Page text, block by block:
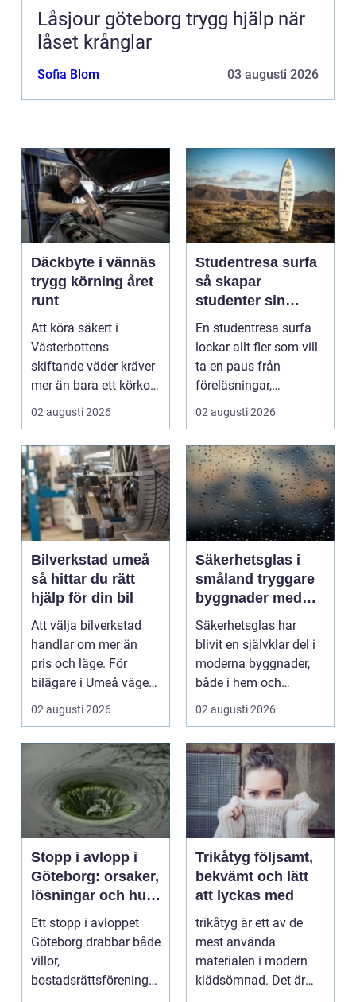
Låsjour göteborg trygg hjälp när
låset krånglar
Sofia Blom 03 augusti 2026
Däckbyte i vännäs
trygg körning året
runt
Att köra säkert i
Västerbottens
skiftande väder kräver
mer än bara ett körkort
och en pålitlig bil. ...
02 augusti 2026
Studentresa surfa
så skapar
studenter sin
ultimata paus från
plugget
En studentresa surfa
lockar allt fler som vill
ta en paus från
föreläsningar,
tentaplugg och sena
02 augusti 2026
Bilverkstad umeå
så hittar du rätt
hjälp för din bil
Att välja bilverkstad
handlar om mer än
pris och läge. För
bilägare i Umeå väger
trygghet, tillgängl...
02 augusti 2026
Säkerhetsglas i
småland tryggare
byggnader med
smarta
glaslösningar
Säkerhetsglas har
blivit en självklar del i
moderna byggnader,
både i hem och
offentliga miljöer. I ...
02 augusti 2026
Stopp i avlopp i
Göteborg: orsaker,
lösningar och hur
problem kan
undvikas
Ett stopp i avloppet
Göteborg drabbar både
villor,
bostadsrättsföreningar
Trikåtyg följsamt,
bekvämt och lätt
att lyckas med
trikåtyg är ett av de
mest använda
materialen i modern
klädsömnad. Det är